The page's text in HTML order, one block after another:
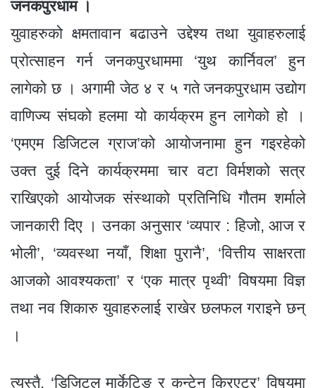
o
o
k
g
er
p
p
e
m
e
जनकपुरधाम ।
युवाहरुको क्षमतावान बढाउने उद्देश्य तथा युवाहरुलाई
प्रोत्साहन गर्न जनकपुरधाममा ‘युथ कार्निवल’ हुन
लागेको छ । अगामी जेठ ४ र ५ गते जनकपुरधाम उद्योग
वाणिज्य संघको हलमा यो कार्यक्रम हुन लागेको हो ।
‘एमएम डिजिटल ग्राज’को आयोजनामा हुन गइरहेको
उक्त दुई दिने कार्यक्रममा चार वटा विर्मशको सत्र
राखिएको आयोजक संस्थाको प्रतिनिधि गौतम शर्माले
जानकारी दिए । उनका अनुसार ‘व्यपार : हिजो, आज र
भोली’, ‘व्यवस्था नयाँ, शिक्षा पुरानै’, ‘वित्तीय साक्षरता
आजको आवश्यकता’ र ‘एक मात्र पृथ्वी’ विषयमा विज्ञ
तथा नव शिकारु युवाहरुलाई राखेर छलफल गराइने छन्
।
त्यस्तै, ‘डिजिटल मार्केटिङ र कन्टेन क्रिएटर’ विषयमा